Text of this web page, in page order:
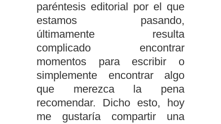
paréntesis editorial por el que
estamos pasando,
últimamente resulta
complicado encontrar
momentos para escribir o
simplemente encontrar algo
que merezca la pena
recomendar. Dicho esto, hoy
me gustaría compartir una